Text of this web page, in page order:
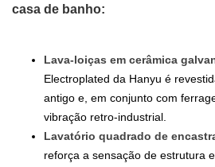
casa de banho:
Lava-loiças em cerâmica
Electroplated da Hanyu é
antigo e, em conjunto com
vibração retro-industrial.
Lavatório quadrado de
reforça a sensação de estrutura